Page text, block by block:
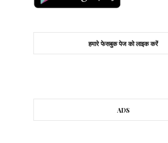
हमारे फेसबुक पेज को लाइक करें
ADS